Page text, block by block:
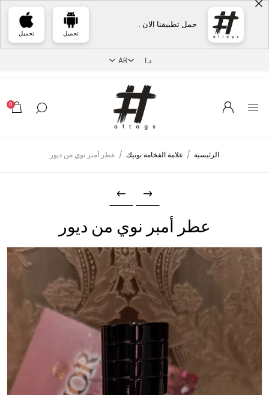
حمل تطبيقنا الان .
تحميل تحميل
0
الرئيسية / علامة الفخامة بوتيك / عطر أمبر نوي من ديور
عطر أمبر نوي من ديور